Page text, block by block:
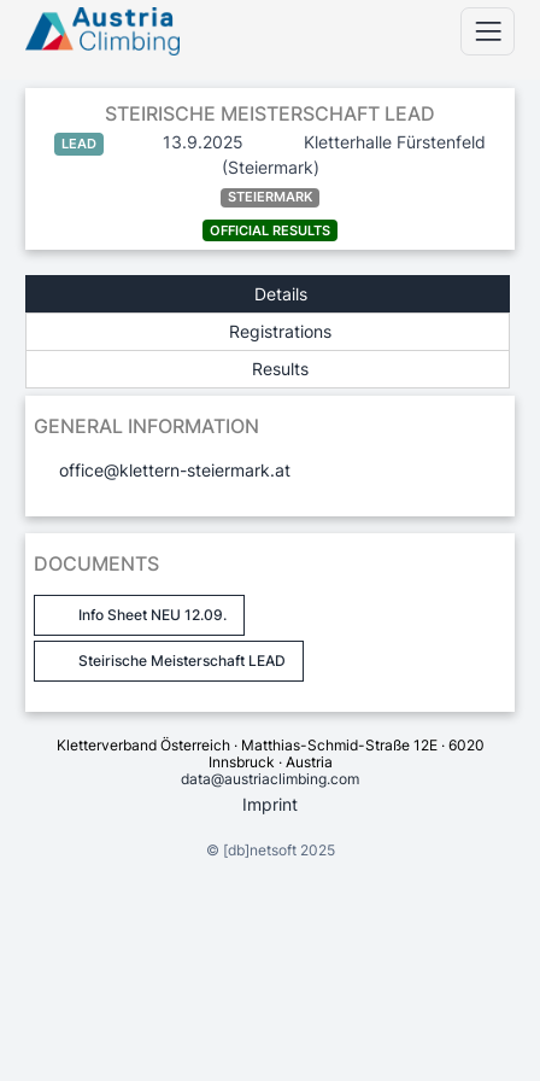
STEIRISCHE MEISTERSCHAFT LEAD
LEAD 13.9.2025
Kletterhalle Fürstenfeld
(Steiermark)
STEIERMARK
OFFICIAL RESULTS
Details
Registrations
Results
GENERAL INFORMATION
office@klettern-steiermark.at
DOCUMENTS
Info Sheet NEU 12.09.
Steirische Meisterschaft LEAD
Kletterverband Österreich · Matthias-Schmid-Straße 12E · 6020
Innsbruck · Austria
data@austriaclimbing.com
Imprint
© [db]netsoft2025